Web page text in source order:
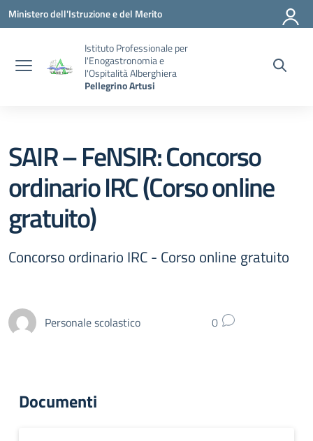
Vai ai contenuti
Vai al menu di navigazione
Vai al footer
Ministero dell'Istruzione e del Merito
Istituto Professionale per
l'Enogastronomia e
l'Ospitalità Alberghiera
Pellegrino Artusi
SAIR – FeNSIR: Concorso
ordinario IRC (Corso online
gratuito)
Concorso ordinario IRC - Corso online gratuito
Personale scolastico 0
Documenti